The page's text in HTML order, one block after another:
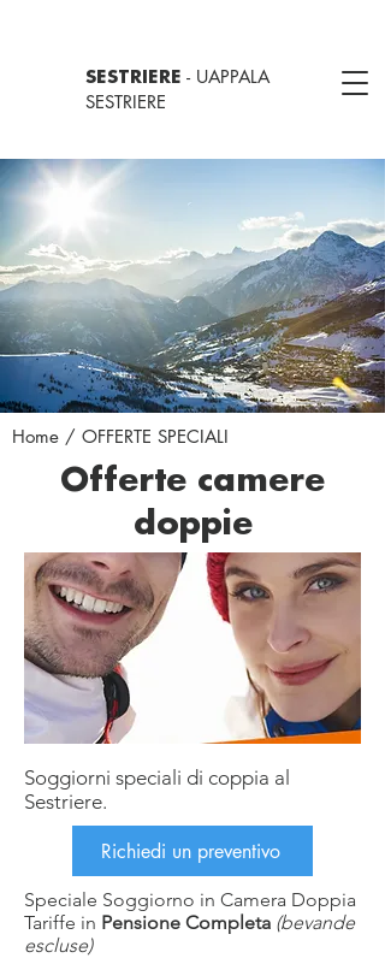
SESTRIERE - UAPPALA
SESTRIERE
Home / OFFERTE SPECIALI
Offerte camere
doppie
Soggiorni speciali di coppia al
Sestriere.
Richiedi un preventivo
Speciale Soggiorno in Camera Doppia
Tariffe in Pensione Completa (bevande
escluse)